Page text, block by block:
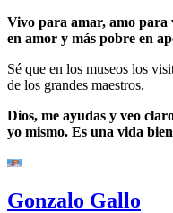
Vivo para amar, amo para
en amor y más pobre en
Sé que en los museos los
de los grandes maestros.
Dios, me ayudas y veo
yo mismo. Es una vida
Gonzalo Gallo